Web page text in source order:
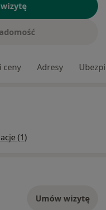
ceny Adresy
(1)
Umów wizytę